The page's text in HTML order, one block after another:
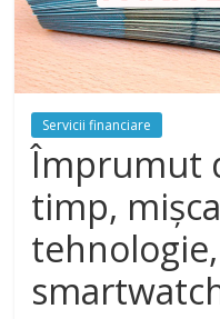
Servicii financiare
Împrumut
timp,